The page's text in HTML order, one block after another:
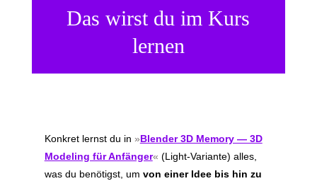
Das wirst du im Kurs
lernen
Konkret lernst du in »Blender 3D Memory — 3D
Modeling für Anfänger« (Light-Variante) alles,
was du benötigst, um von einer Idee bis hin zu